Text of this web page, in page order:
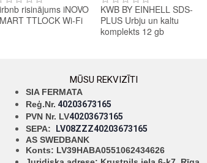
risinājums iNOVO
TTLOCK Wi-Fi
KWB BY EINHELL SDS-
PLUS Urbju un kaltu
komplekts 12 gb
MŪSU REKVIZĪTI
SIA FERMATA
Reģ.Nr. 40203673165
PVN Nr. LV40203673165
SEPA:
LV08ZZZ40203673165
AS SWEDBANK
Konts: LV39HABA0551062434626